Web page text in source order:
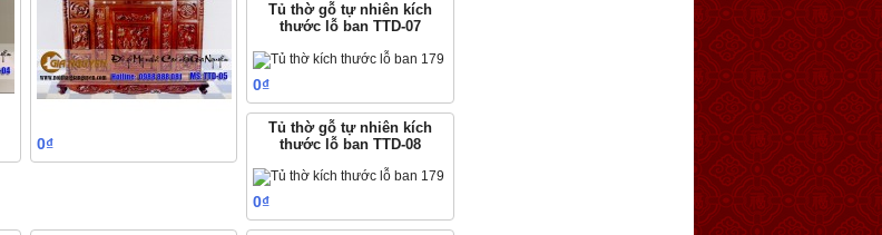
0₫
Tủ thờ gỗ tự nhiên kích
thước lỗ ban TTD-07
0₫
Tủ thờ gỗ tự nhiên kích
thước lỗ ban TTD-08
0₫